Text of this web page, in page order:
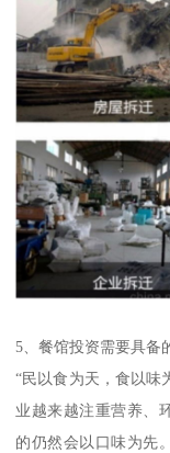
5、餐馆投资需要具备
“民以食为天，食以味
业越来越注重营养、
的仍然会以口味为先